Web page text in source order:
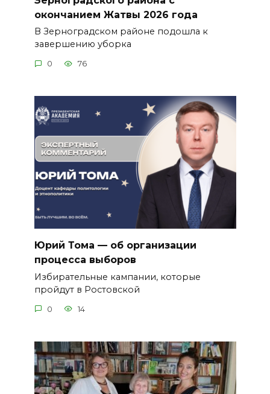
окончанием Жатвы 2026 года
В Зерноградском районе подошла к
завершению уборка
0 76
Юрий Тома — об организации
процесса выборов
Избирательные кампании, которые
пройдут в Ростовской
0 14